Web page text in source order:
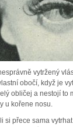
vytržený
obočí, když je
obličej a nestojí to
u kořene nosu.
si přece sama